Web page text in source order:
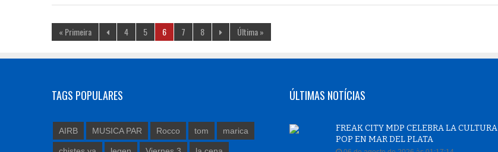
« Primeira 4 5 6 7 8 Última »
TAGS POPULARES
AIRB MUSICA PAR Rocco tom marica
ÚLTIMAS NOTÍCIAS
FREAK CITY MDP CELEBRA LA CULTURA
POP EN MAR DEL PLATA